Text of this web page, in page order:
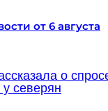
от 6 августа